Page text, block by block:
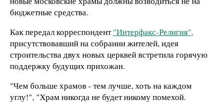
бюджетные средства.
Как передал корреспондент"Интерфакс-Религия",
присутствовавший на собрании жителей, идея
строительства двух новых церквей встретила горячую
поддержку будущих прихожан.
"Чем больше храмов - тем лучше, хоть на каждом
углу!", "Храм никогда не будет никому помехой.